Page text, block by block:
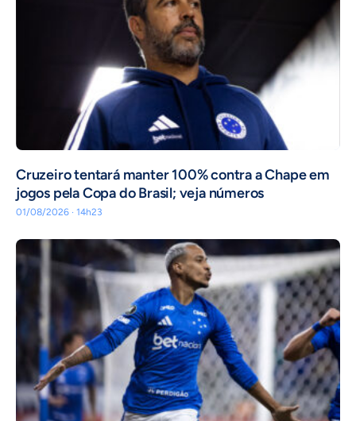
Cruzeiro tentará manter 100% contra a Chape em
jogos pela Copa do Brasil; veja números
01/08/2026 · 14h23